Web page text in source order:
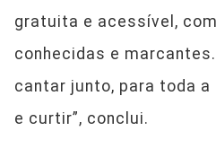
gratuita e acessível,
conhecidas e
cantar junto, para toda
e curtir”, conclui.